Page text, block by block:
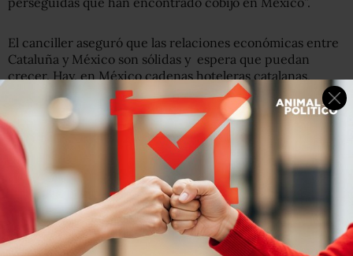
El canciller aseguró que las relaciones económicas entre
Cataluña y México son sólidas y espera que puedan
crecer. Hay, en México cadenas hoteleras catalanas,
además de intercambio comercial y de manufactura.
“El sector turístico tiene desarrollo importante entre
empresas que operan en ambos lados, está la feria de
Barcelona que es muy potente, que es de las ferias de
vanguardia en todo el mundo, y se está colaborando con
la feria de Puebla. Además, en el sector automotriz, hay
piezas que se fabrican en México y se ensamblan en
Barcelona, todo esto se puede maximizar. Hay mucho
campo para desarrollar”, afirmó.